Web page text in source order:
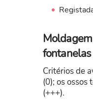
fontanelas
Critérios de
(0); os ossos
(+++).